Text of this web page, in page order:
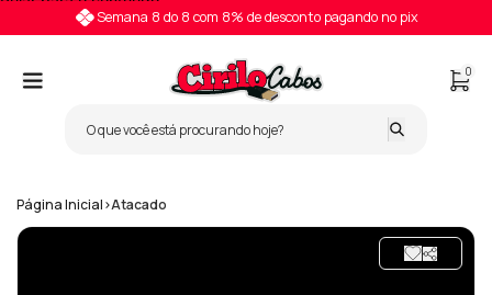
Semana 8 do 8 com 8% de desconto pagando no pix
0
Página Inicial>Atacado